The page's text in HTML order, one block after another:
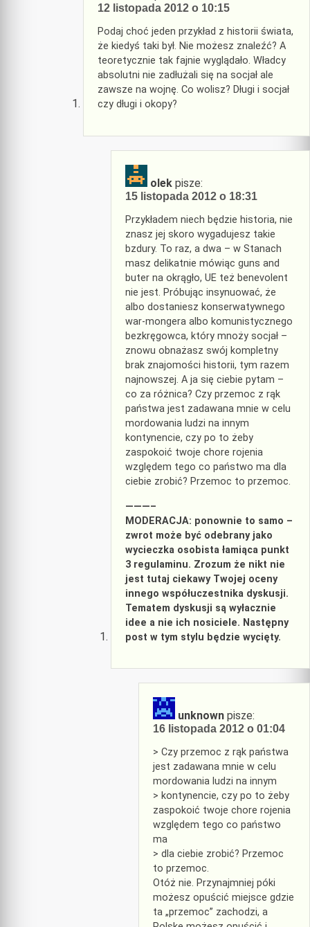
12 listopada 2012 o 10:15
Podaj choć jeden przykład z historii świata,
że kiedyś taki był. Nie możesz znaleźć? A
teoretycznie tak fajnie wyglądało. Władcy
absolutni nie zadłużali się na socjał ale
zawsze na wojnę. Co wolisz? Długi i socjał
czy długi i okopy?
olek pisze:
15 listopada 2012 o 18:31
Przykładem niech będzie historia, nie
znasz jej skoro wygadujesz takie
bzdury. To raz, a dwa – w Stanach
masz delikatnie mówiąc guns and
buter na okrągło, UE też benevolent
nie jest. Próbując insynuować, że
albo dostaniesz konserwatywnego
war-mongera albo komunistycznego
bezkręgowca, który mnoży socjał –
znowu obnażasz swój kompletny
brak znajomości historii, tym razem
najnowszej. A ja się ciebie pytam –
co za różnica? Czy przemoc z rąk
państwa jest zadawana mnie w celu
mordowania ludzi na innym
kontynencie, czy po to żeby
zaspokoić twoje chore rojenia
względem tego co państwo ma dla
ciebie zrobić? Przemoc to przemoc.
———–
MODERACJA: ponownie to samo –
zwrot może być odebrany jako
wycieczka osobista łamiąca punkt
3 regulaminu. Zrozum że nikt nie
jest tutaj ciekawy Twojej oceny
innego współuczestnika dyskusji.
Tematem dyskusji są wyłacznie
idee a nie ich nosiciele. Następny
post w tym stylu będzie wycięty.
unknown pisze:
16 listopada 2012 o 01:04
> Czy przemoc z rąk państwa
jest zadawana mnie w celu
mordowania ludzi na innym
> kontynencie, czy po to żeby
zaspokoić twoje chore rojenia
względem tego co państwo
ma
> dla ciebie zrobić? Przemoc
to przemoc.
Otóż nie. Przynajmniej póki
możesz opuścić miejsce gdzie
ta „przemoc” zachodzi, a